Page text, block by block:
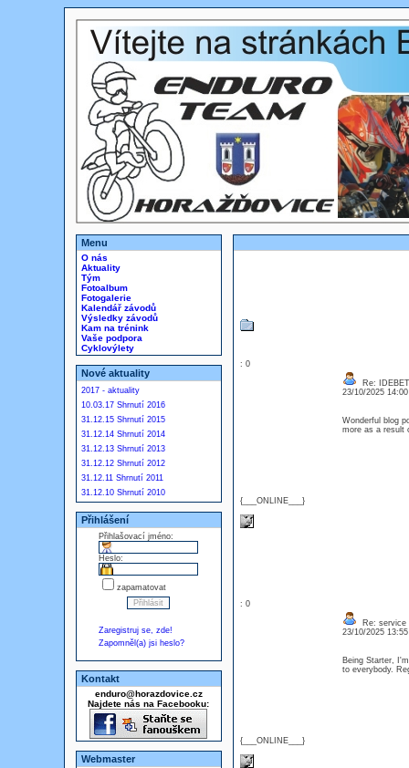
Menu
O nás
Aktuality
Tým
Fotoalbum
Fotogalerie
Kalendář závodů
Výsledky závodů
Kam na trénink
Vaše podpora
Cyklovýlety
Nové aktuality
2017 - aktuality
10.03.17 Shrnutí 2016
31.12.15 Shrnutí 2015
31.12.14 Shrnutí 2014
31.12.13 Shrnutí 2013
31.12.12 Shrnutí 2012
31.12.11 Shrnutí 2011
31.12.10 Shrnutí 2010
Přihlášení
Přihlašovací jméno:
Heslo:
zapamatovat
Zaregistruj se, zde!
Zapomněl(a) jsi heslo?
Kontakt
enduro@horazdovice.cz
Najdete nás na Facebooku:
Webmaster
: 0
{___ONLINE___}
Re: IDEBET
23/10/2025
Wonderful blog
more as a
: 0
{___ONLINE___}
Re: service
23/10/2025
Being Starter,
to everybody.